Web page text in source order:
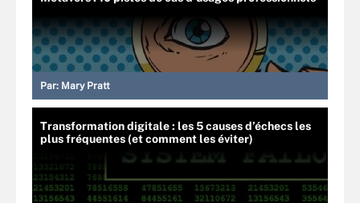
Par: Mary Pratt
Transformation digitale : les 5 causes d’échecs les
plus fréquentes (et comment les éviter)